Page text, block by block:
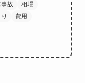
故
相場
費用